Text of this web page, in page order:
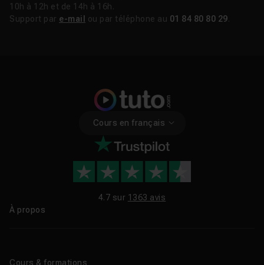
10h à 12h et de 14h à 16h.
Support par e-mail ou par téléphone au 01 84 80 80 29
Cours en français
4.7 sur 1363 avis
À propos
Cours & formations